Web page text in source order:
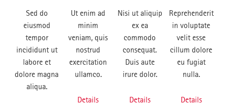
Sed do
eiusmod
tempor
incididunt ut
labore et
dolore magna
aliqua.
Ut enim ad
minim
veniam, quis
nostrud
exercitation
ullamco.
Details
Nisi ut aliquip
ex ea
commodo
consequat.
Duis aute
irure dolor.
Details
Reprehenderit
in voluptate
velit esse
cillum dolore
eu fugiat
nulla.
Details